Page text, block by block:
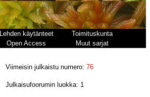
Lehden käytänteet
Toimituskunta
Open Access Muut sarjat
Viimeisin julkaistu numero:76
Julkaisufoorumin luokka: 1